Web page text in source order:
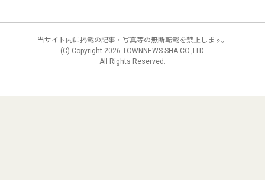
当サイト内に掲載の記事・写真等の無断転載を禁止します。
(C) Copyright 2026 TOWNNEWS-SHA CO.,LTD.
All Rights Reserved.